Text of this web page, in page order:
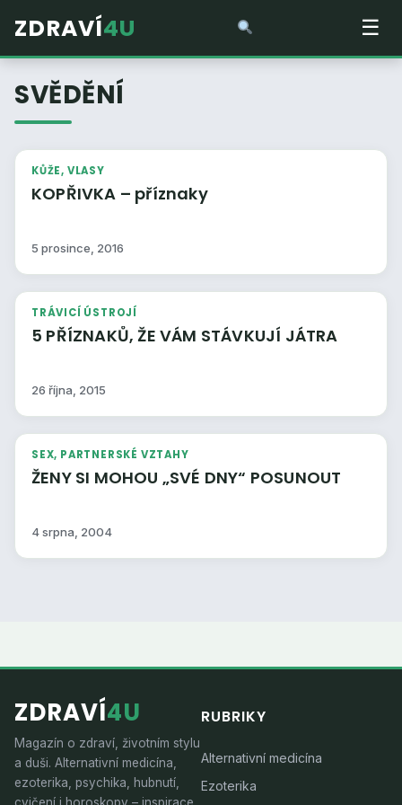
ZDRAVÍ4U ☰
SVĚDĚNÍ
KŮŽE, VLASY
KOPŘIVKA – příznaky
5 prosince, 2016
TRÁVICÍ ÚSTROJÍ
5 PŘÍZNAKŮ, ŽE VÁM STÁVKUJÍ JÁTRA
26 října, 2015
SEX, PARTNERSKÉ VZTAHY
ŽENY SI MOHOU „SVÉ DNY“ POSUNOUT
4 srpna, 2004
ZDRAVÍ4U
Magazín o zdraví, životním stylu
a duši. Alternativní medicína,
ezoterika, psychika, hubnutí,
RUBRIKY
Alternativní medicína
Ezoterika